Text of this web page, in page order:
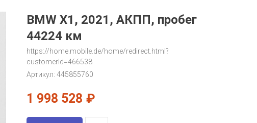
BMW X1, 2021, АКПП, пробег
44224 км
https://home.mobile.de/home/redirect.html?
customerId=466538
Артикул: 445855760
1 998 528 ₽